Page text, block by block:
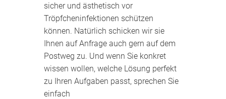
sicher und ästhetisch vor
Tröpfcheninfektionen schützen
können. Natürlich schicken wir sie
Ihnen auf Anfrage auch gern auf dem
Postweg zu. Und wenn Sie konkret
wissen wollen, welche Lösung perfekt
zu Ihren Aufgaben passt, sprechen Sie
einfach